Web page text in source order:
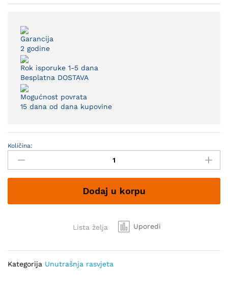
Garancija
2 godine
Rok isporuke 1-5 dana
Besplatna DOSTAVA
Mogućnost povrata
15 dana od dana kupovine
Plafonjera
LED
Devina
ML-
quantity
Količina:
Dodaj u korpu
Lista želja Uporedi
Kategorija Unutrašnja rasvjeta